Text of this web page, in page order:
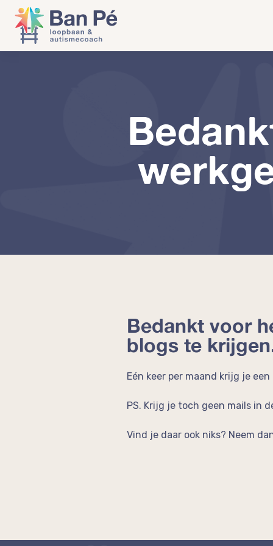
Bedankt voor
blogs te
Eén keer per maand krijg je
PS. Krijg je toch geen mails in
Vind je daar ook niks? Neem